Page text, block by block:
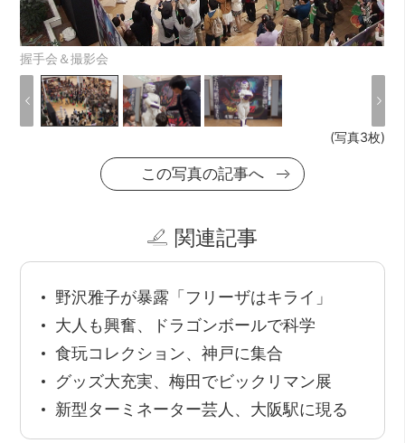
握手会＆撮影会
(写真3枚)
この写真の記事へ
関連記事
野沢雅子が暴露「フリーザはキライ」
大人も興奮、ドラゴンボールで科学
食玩コレクション、神戸に集合
グッズ大充実、梅田でビックリマン展
新型ターミネーター芸人、大阪駅に現る